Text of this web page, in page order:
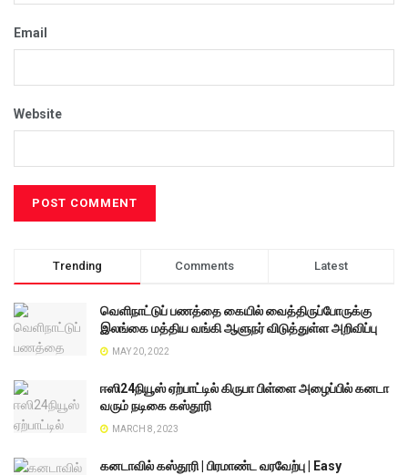
Email
Website
Trending Comments Latest
வெளிநாட்டுப் பணத்தை கையில் வைத்திருப்போருக்கு
இலங்கை மத்திய வங்கி ஆளுநர் விடுத்துள்ள அறிவிப்பு
MAY 20, 2022
ஈஸி24நியூஸ் ஏற்பாட்டில் கிருபா பிள்ளை அழைப்பில் கனடா
வரும் நடிகை கஸ்தூரி
MARCH 8, 2023
கனடாவில் கஸ்தூரி | பிரமாண்ட வரவேற்பு | Easy